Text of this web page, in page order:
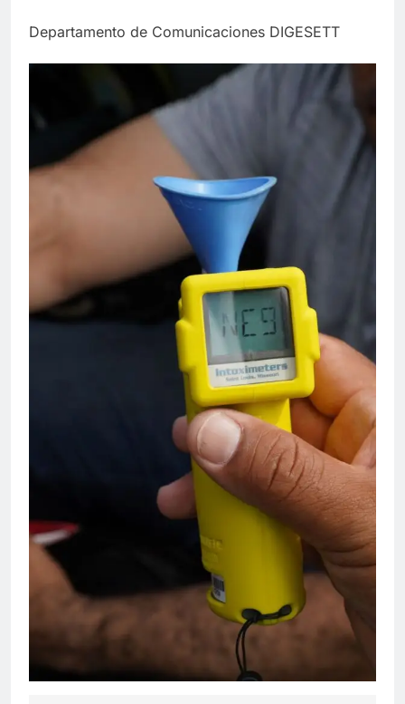
Departamento de Comunicaciones DIGESETT